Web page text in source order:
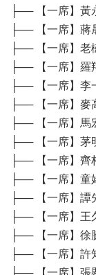
├── 【一席】黃
├── 【一席】蔣
├── 【一席】老
├── 【一席】羅
├── 【一席】李
├── 【一席】麥
├── 【一席】馬
├── 【一席】茅
├── 【一席】齊
├── 【一席】童
├── 【一席】譚
├── 【一席】王
├── 【一席】徐
├── 【一席】許